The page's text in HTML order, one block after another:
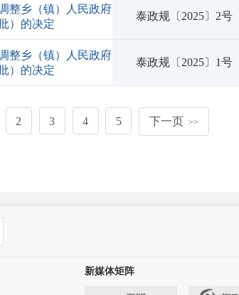
整乡（镇）人民政府
）的决定
泰政规〔2025〕2号
整乡（镇）人民政府
）的决定
泰政规〔2025〕1号
2 3 4 5 下一页 >>
新媒体矩阵